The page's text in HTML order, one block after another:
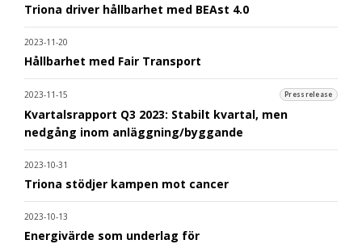
Triona driver hållbarhet med BEAst 4.0
2023-11-20
Hållbarhet med Fair Transport
2023-11-15 Pressrelease
Kvartalsrapport Q3 2023: Stabilt kvartal, men
nedgång inom anläggning/byggande
2023-10-31
Triona stödjer kampen mot cancer
2023-10-13
Energivärde som underlag för